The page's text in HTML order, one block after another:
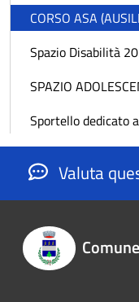
CORSO ASA
Spazio Disabilità
SPAZIO
Sportello dedicato
Valuta